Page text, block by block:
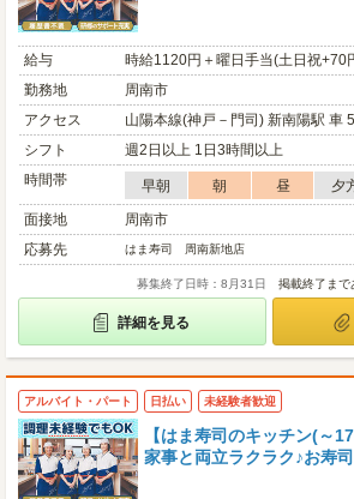
給与
時給1120円＋曜日手当(土日祝+70
勤務地
周南市
アクセス
山陽本線(神戸－門司) 新南陽駅 車
シフト
週2日以上 1日3時間以上
時間帯
早朝 朝 昼 夕
面接地
周南市
応募先
はま寿司 周南新地店
募集終了日時：8月31日 掲載終了まで
詳細を見る
アルバイト・パート 日払い 未経験者歓迎
【はま寿司のキッチン(～
家事と両立ラクラク♪お寿